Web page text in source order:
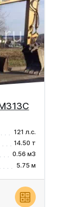
121 л.с.
14.50 т
0.56 м3
5.75 м